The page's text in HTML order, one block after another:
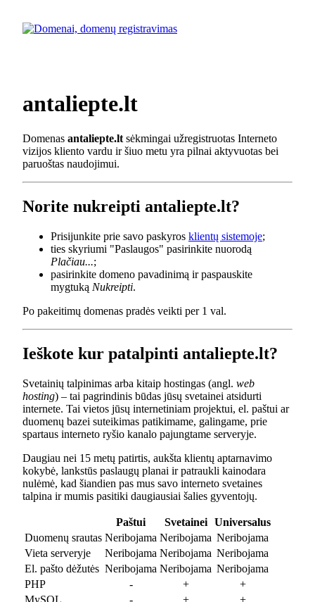
antaliepte.lt
Domenas antaliepte.lt sėkmingai užregistruotas Interneto
vizijos kliento vardu ir šiuo metu yra pilnai aktyvuotas bei
paruoštas naudojimui.
Norite nukreipti antaliepte.lt?
Prisijunkite prie savo paskyros klientų sistemoje;
ties skyriumi "Paslaugos" pasirinkite nuorodą
Plačiau...;
pasirinkite domeno pavadinimą ir paspauskite
mygtuką Nukreipti.
Po pakeitimų domenas pradės veikti per 1 val.
Ieškote kur patalpinti antaliepte.lt?
Svetainių talpinimas arba kitaip hostingas (angl. web
hosting) – tai pagrindinis būdas jūsų svetainei atsidurti
internete. Tai vietos jūsų internetiniam projektui, el. paštui ar
duomenų bazei suteikimas patikimame, galingame, prie
spartaus interneto ryšio kanalo pajungtame serveryje.
Daugiau nei 15 metų patirtis, aukšta klientų aptarnavimo
kokybė, lankstūs paslaugų planai ir patraukli kainodara
nulėmė, kad šiandien pas mus savo interneto svetaines
talpina ir mumis pasitiki daugiausiai šalies gyventojų.
Paštui Svetainei
Universalus
Duomenų srautas Neribojama Neribojama Neribojama
Vieta serveryje
Neribojama Neribojama Neribojama
El. pašto dėžutės Neribojama Neribojama Neribojama
PHP
- +
+
MySQL
- +
+